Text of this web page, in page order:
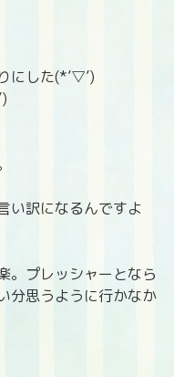
にした(*’▽’)
い訳になるんですよ
。プレッシャーとなら
分思うように行かなか